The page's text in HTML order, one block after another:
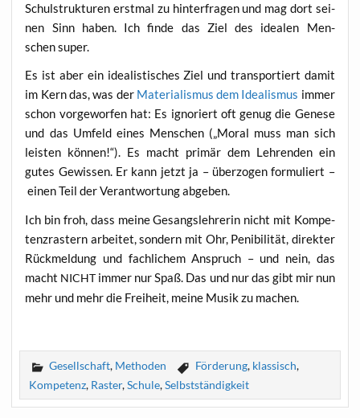
Schul­struk­tu­ren erst­mal zu hin­ter­fra­gen und mag dort sei­
nen Sinn haben. Ich fin­de das Ziel des idea­len Men­
schen super.
Es ist aber ein idea­lis­ti­sches Ziel und trans­por­tiert damit
im Kern das, was der Mate­ria­lis­mus dem Idea­lis­mus immer
schon vor­ge­wor­fen hat: Es igno­riert oft genug die Gene­se
und das Umfeld eines Men­schen („Moral muss man sich
leis­ten kön­nen!“). Es macht pri­mär dem Leh­ren­den ein
gutes Gewis­sen. Er kann jetzt ja – über­zo­gen for­mu­liert –
einen Teil der Ver­ant­wor­tung abgeben.
Ich bin froh, dass mei­ne Gesangs­leh­re­rin nicht mit Kom­pe­
tenz­ras­tern arbei­tet, son­dern mit Ohr, Peni­bi­li­tät, direk­ter
Rück­mel­dung und fach­li­chem Anspruch – und nein, das
macht NICHT immer nur Spaß. Das und nur das gibt mir nun
mehr und mehr die Frei­heit, mei­ne Musik zu machen.
Gesellschaft, Methoden Förderung, klassisch,
Kompetenz, Raster,Schule,Selbstständigkeit